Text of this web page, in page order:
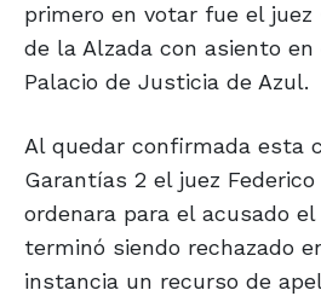
primero en votar fue el
de la Alzada con asiento
Palacio de Justicia de Azul.
Al quedar confirmada esta
Garantías 2 el juez Federico
ordenara para el acusado
terminó siendo rechazado
instancia un recurso de